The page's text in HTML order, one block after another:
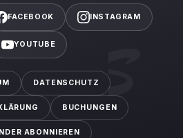
FACEBOOK INSTAGRAM
YOUTUBE
DATENSCHUTZ
BUCHUNGEN
ABONNIEREN